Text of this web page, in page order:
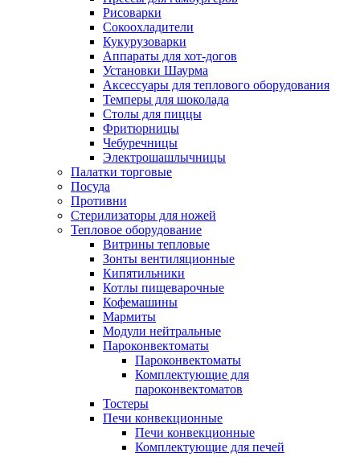
Рисоварки
Сокоохладители
Кукурузоварки
Аппараты для хот-догов
Установки Шаурма
Аксессуары для теплового оборудования
Темперы для шоколада
Столы для пиццы
Фритюрницы
Чебуречницы
Электрошашлычницы
Палатки торговые
Посуда
Противни
Стерилизаторы для ножей
Тепловое оборудование
Витрины тепловые
Зонты вентиляционные
Кипятильники
Котлы пищеварочные
Кофемашины
Мармиты
Модули нейтральные
Пароконвектоматы
Пароконвектоматы
Комплектующие для
пароконвектоматов
Тостеры
Печи конвекционные
Печи конвекционные
Комплектующие для печей